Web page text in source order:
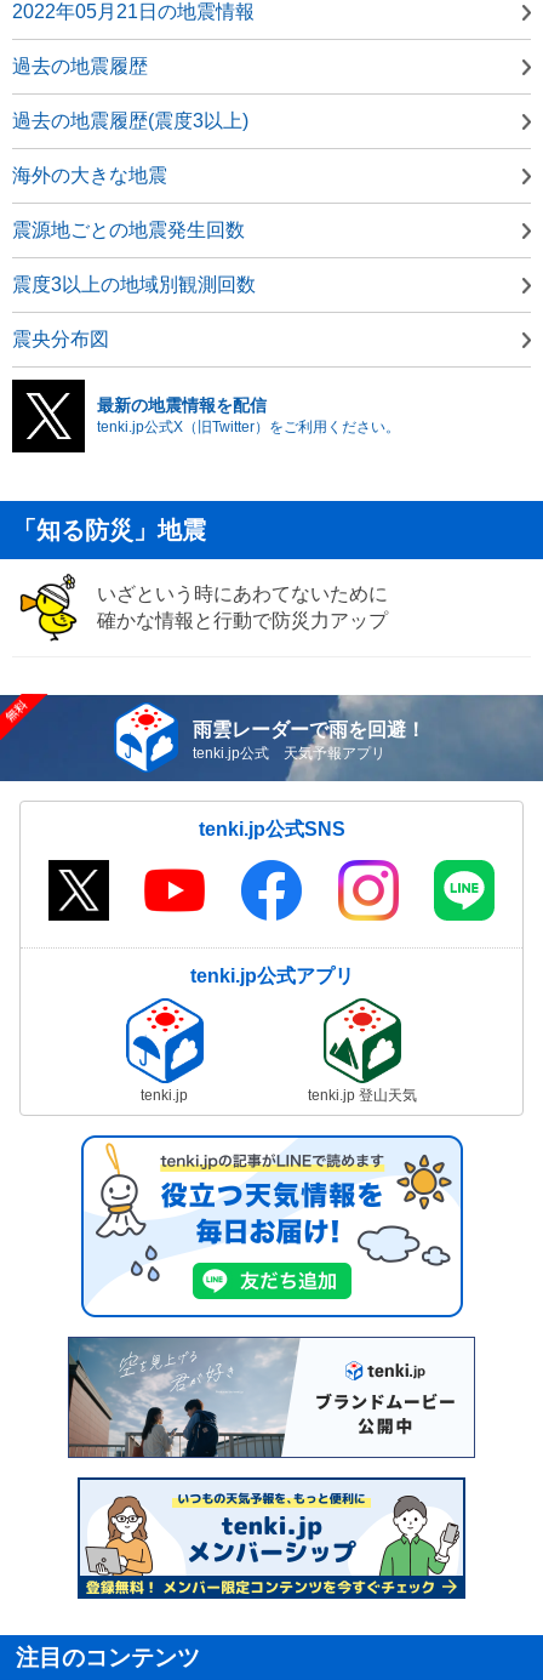
2022年05月21日の地震情報
過去の地震履歴
過去の地震履歴(震度3以上)
海外の大きな地震
震源地ごとの地震発生回数
震度3以上の地域別観測回数
震央分布図
最新の地震情報を配信
tenki.jp公式X（旧Twitter）をご利用ください。
「知る防災」地震
いざという時にあわてないために
確かな情報と行動で防災力アップ
雨雲レーダーで雨を回避！
tenki.jp公式 天気予報アプリ
tenki.jp公式SNS
tenki.jp公式アプリ
tenki.jp tenki.jp 登山天気
注目のコンテンツ